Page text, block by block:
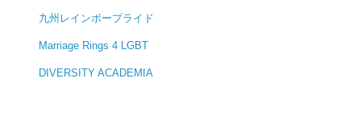
九州レインボープライド
Marriage Rings 4 LGBT
DIVERSITY ACADEMIA